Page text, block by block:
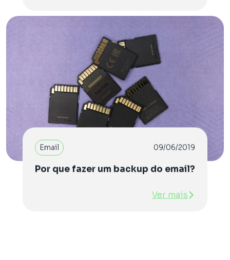
Email 09/06/2019
Por que fazer um backup do email?
Ver mais